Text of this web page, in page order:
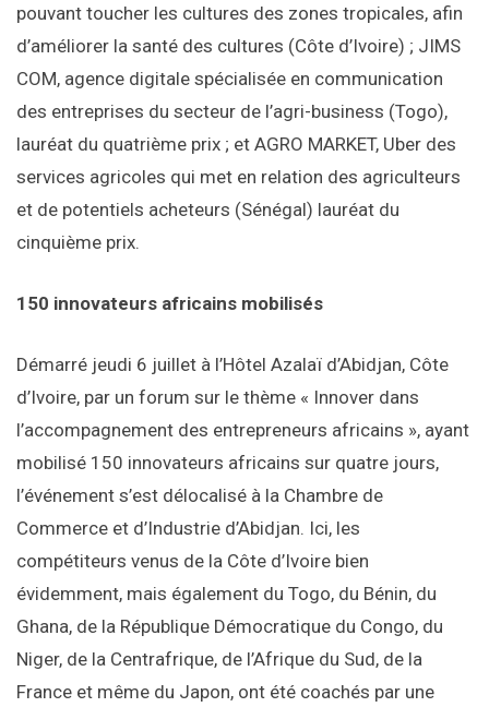
pouvant toucher les cultures des zones tropicales, afin
d’améliorer la santé des cultures (Côte d’Ivoire) ; JIMS
COM, agence digitale spécialisée en communication
des entreprises du secteur de l’agri-business (Togo),
lauréat du quatrième prix ; et AGRO MARKET, Uber des
services agricoles qui met en relation des agriculteurs
et de potentiels acheteurs (Sénégal) lauréat du
cinquième prix.
150 innovateurs africains mobilisés
Démarré jeudi 6 juillet à l’Hôtel Azalaï d’Abidjan, Côte
d’Ivoire, par un forum sur le thème « Innover dans
l’accompagnement des entrepreneurs africains », ayant
mobilisé 150 innovateurs africains sur quatre jours,
l’événement s’est délocalisé à la Chambre de
Commerce et d’Industrie d’Abidjan. Ici, les
compétiteurs venus de la Côte d’Ivoire bien
évidemment, mais également du Togo, du Bénin, du
Ghana, de la République Démocratique du Congo, du
Niger, de la Centrafrique, de l’Afrique du Sud, de la
France et même du Japon, ont été coachés par une